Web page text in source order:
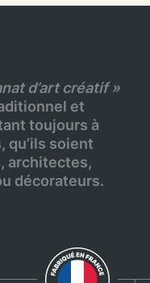
d’art créatif »
et
toujours à
qu’ils soient
architectes,
décorateurs.